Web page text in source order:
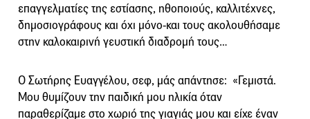
επαγγελματίες της εστίασης, ηθοποιούς, καλλιτέχνες,
δημοσιογράφους και όχι μόνο-και τους ακολουθήσαμε
στην καλοκαιρινή γευστική διαδρομή τους…
Ο Σωτήρης Ευαγγέλου, σεφ, μάς απάντησε: «Γεμιστά.
Μου θυμίζουν την παιδική μου ηλικία όταν
παραθερίζαμε στο χωριό της γιαγιάς μου και είχε έναν